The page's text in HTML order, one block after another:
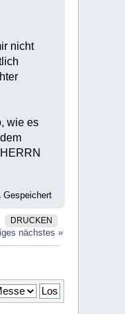
nicht
wie es
Gespeichert
DRUCKEN
nächstes »